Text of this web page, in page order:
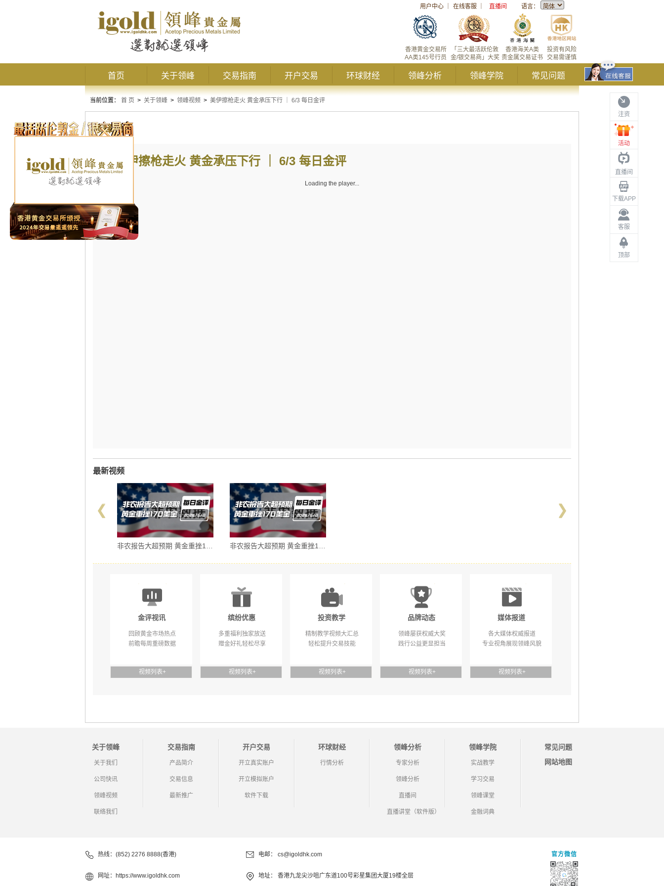
用户中心 在线客服 直播间 语言：
投资有风险
交易需谨慎
香港海关A类
贵金属交易证书
「三大最活跃伦敦
金/银交易商」大奖
香港黄金交易所
AA类145号行员
首页 关于领峰 交易指南 开户交易 环球财经 领峰分析 领峰学院 常见问题
注资
活动
直播间
下载APP
客服
顶部
当前位置： 首 页 > 关于领峰 > 领峰视频 > 美伊擦枪走火 黄金承压下行 ｜ 6/3 每日金评
领峰视频
美伊擦枪走火 黄金承压下行 ｜ 6/3 每日金评
Loading the player...
最新视频
非农重磅出炉 黄金迎变盘窗口 ｜ 6/5 每日金评
金评视讯
回顾黄金市场热点
前瞻每周重磅数据
视频列表+
缤纷优惠
多重福利独家放送
赠金好礼轻松尽享
视频列表+
投资教学
精制教学视频大汇总
轻松提升交易技能
视频列表+
品牌动态
领峰屡获权威大奖
践行公益更显担当
视频列表+
媒体报道
各大媒体权威报道
专业视角展现领峰风貌
视频列表+
关于领峰
关于我们
公司快讯
领峰视频
联络我们
交易指南
产品简介
交易信息
最新推广
开户交易
开立真实账户
开立模拟账户
软件下载
环球财经
行情分析
领峰分析
专家分析
领峰分析
直播间
直播讲堂（软件版）
领峰学院
实战教学
学习交易
领峰课堂
金融词典
常见问题
网站地图
热线：(852) 2276 8888(香港) 电邮： cs@igoldhk.com
网址： https://www.igoldhk.com 地址： 香港九龙尖沙咀广东道100号彩星集团大厦19楼全层
官方微信